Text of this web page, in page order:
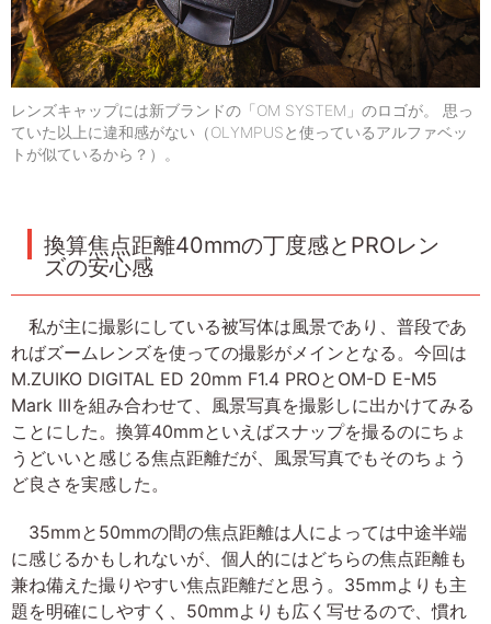
レンズキャップには新ブランドの「OM SYSTEM」のロゴが。 思っ
ていた以上に違和感がない（OLYMPUSと使っているアルファベッ
トが似ているから？）。
換算焦点距離40mmの丁度感とPROレン
ズの安心感
私が主に撮影にしている被写体は風景であり、普段であ
ればズームレンズを使っての撮影がメインとなる。今回は
M.ZUIKO DIGITAL ED 20mm F1.4 PROとOM-D E-M5
Mark IIIを組み合わせて、風景写真を撮影しに出かけてみる
ことにした。換算40mmといえばスナップを撮るのにちょ
うどいいと感じる焦点距離だが、風景写真でもそのちょう
ど良さを実感した。
35mmと50mmの間の焦点距離は人によっては中途半端
に感じるかもしれないが、個人的にはどちらの焦点距離も
兼ね備えた撮りやすい焦点距離だと思う。35mmよりも主
題を明確にしやすく、50mmよりも広く写せるので、慣れ